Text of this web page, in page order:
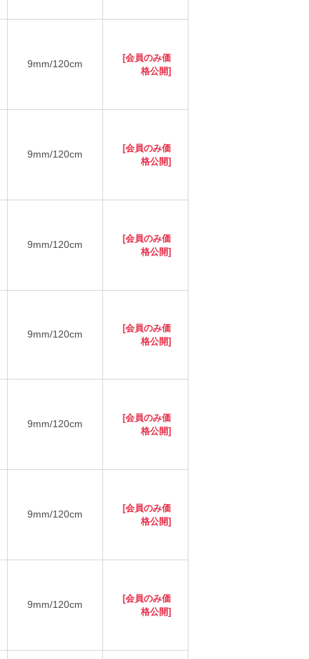
9mm/120cm
[会員のみ価
格公開]
9mm/120cm
[会員のみ価
格公開]
9mm/120cm
[会員のみ価
格公開]
9mm/120cm
[会員のみ価
格公開]
9mm/120cm
[会員のみ価
格公開]
9mm/120cm
[会員のみ価
格公開]
9mm/120cm
[会員のみ価
格公開]